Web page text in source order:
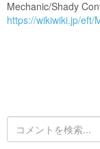
Mechanic/Shady
https://wikiwiki.jp/eft/